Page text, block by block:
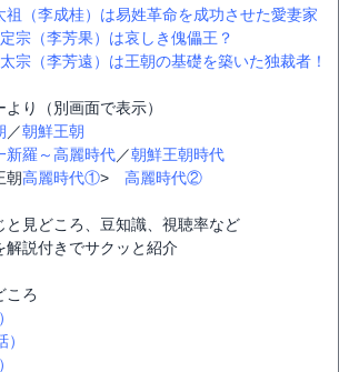
祖（李成桂）は易姓革命を成功させた愛妻家
宗（李芳果）は哀しき傀儡王？
宗（李芳遠）は王朝の基礎を築いた独裁者！
り（別画面で表示）
／朝鮮王朝
新羅～高麗時代／朝鮮王朝時代
朝高麗時代①> 高麗時代②
と見どころ、豆知識、視聴率など
説付きでサクッと紹介
ころ